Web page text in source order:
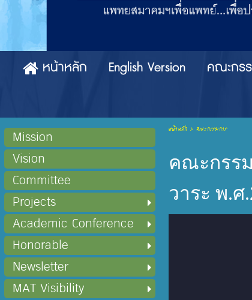
หน้าหลัก English Version คณะกร
Mission
Vision
Committee
Projects
Academic Conference
Honorable
Newsletter
MAT Visibility
หน้าหลัก> คณะกรรมการ
คณะกรร
วาระ พ.ศ